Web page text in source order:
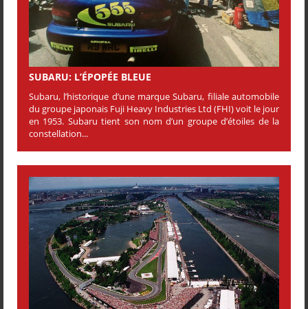
SUBARU: L’ÉPOPÉE BLEUE
Subaru, l’historique d’une marque Subaru, filiale automobile
du groupe japonais Fuji Heavy Industries Ltd (FHI) voit le jour
en 1953. Subaru tient son nom d’un groupe d’étoiles de la
constellation...